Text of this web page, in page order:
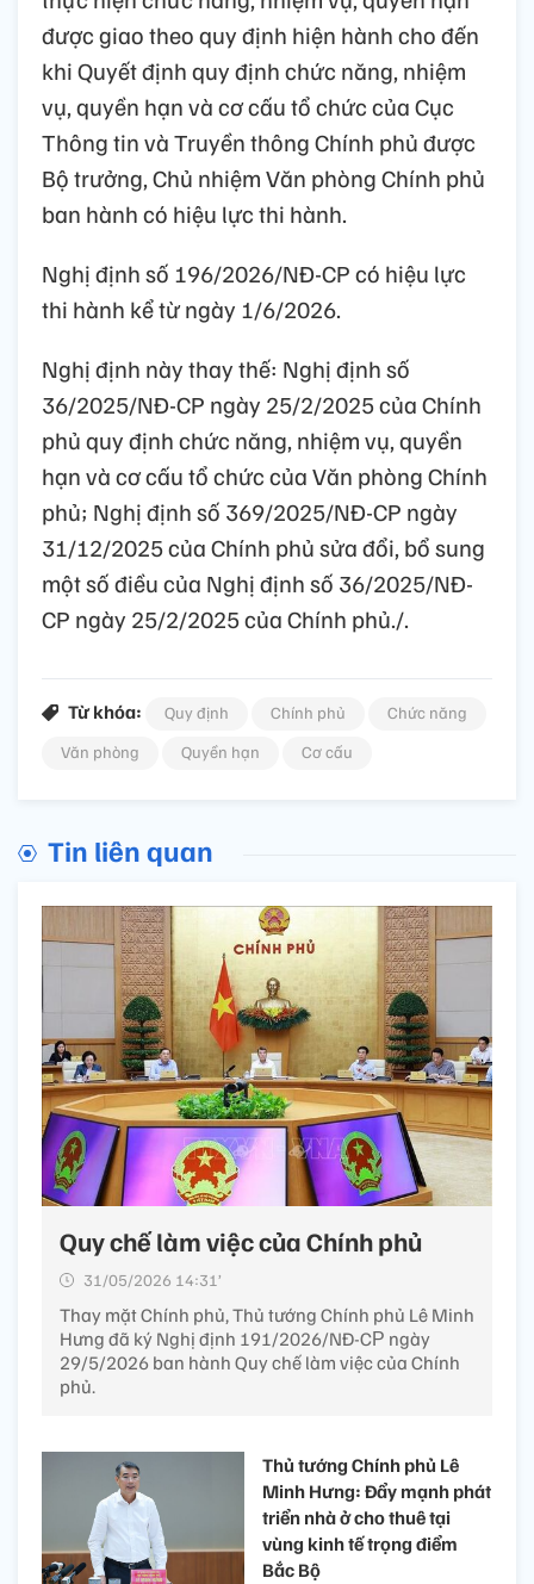
được giao theo quy định hiện hành cho đến
khi Quyết định quy định chức năng, nhiệm
vụ, quyền hạn và cơ cấu tổ chức của Cục
Thông tin và Truyền thông Chính phủ được
Bộ trưởng, Chủ nhiệm Văn phòng Chính phủ
ban hành có hiệu lực thi hành.
Nghị định số 196/2026/NĐ-CP có hiệu lực
thi hành kể từ ngày 1/6/2026.
Nghị định này thay thế: Nghị định số
36/2025/NĐ-CP ngày 25/2/2025 của Chính
phủ quy định chức năng, nhiệm vụ, quyền
hạn và cơ cấu tổ chức của Văn phòng Chính
phủ; Nghị định số 369/2025/NĐ-CP ngày
31/12/2025 của Chính phủ sửa đổi, bổ sung
một số điều của Nghị định số 36/2025/NĐ-
CP ngày 25/2/2025 của Chính phủ./.
Từ khóa: Quy định Chính phủ
Chức năng
Văn phòng
Quyền hạn Cơ cấu
Tin liên quan
Quy chế làm việc của Chính phủ
31/05/2026 14:31’
Thay mặt Chính phủ, Thủ tướng Chính phủ Lê Minh
Hưng đã ký Nghị định 191/2026/NĐ-CР ngày
29/5/2026 ban hành Quy chế làm việc của Chính
phủ.
Thủ tướng Chính phủ Lê
Minh Hưng: Đẩy mạnh phát
triển nhà ở cho thuê tại
vùng kinh tế trọng điểm
Bắc Bộ